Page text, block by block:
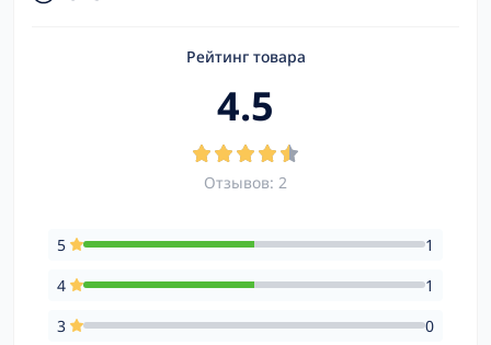
Рейтинг товара
4.5
Отзывов: 2
5
1
4
1
3
0